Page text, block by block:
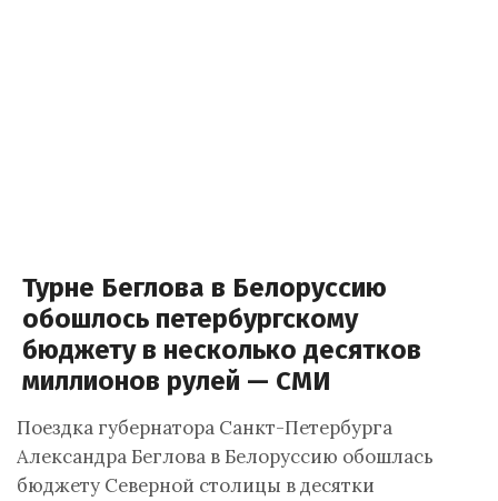
Турне Беглова в Белоруссию
обошлось петербургскому
бюджету в несколько десятков
миллионов рулей — СМИ
Поездка губернатора Санкт-Петербурга
Александра Беглова в Белоруссию обошлась
бюджету Северной столицы в десятки